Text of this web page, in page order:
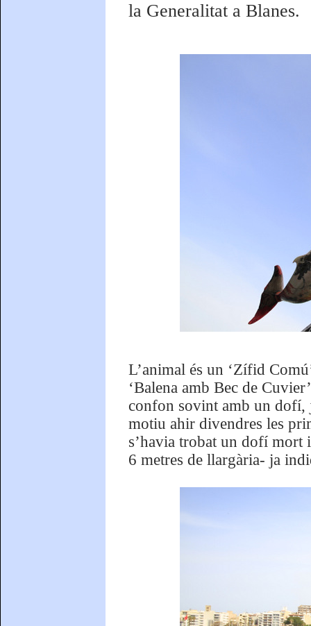
la Generalitat a Blanes.
L’animal és un ‘Zífid
‘Balena amb Bec de
confon sovint amb un dofí,
motiu ahir divendres les
s’havia trobat un dofí mort
6 metres de llargària- ja